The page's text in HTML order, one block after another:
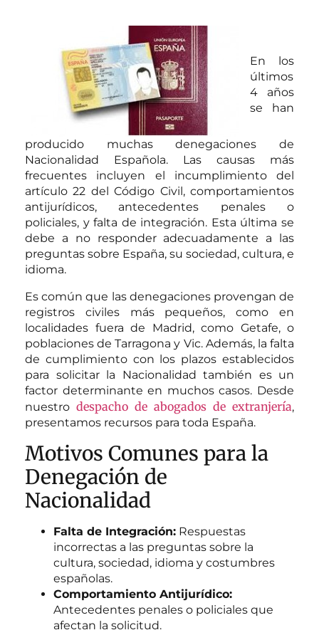
En los
últimos
4 años
se han
producido muchas denegaciones de
Nacionalidad Española. Las causas más
frecuentes incluyen el incumplimiento del
artículo 22 del Código Civil, comportamientos
antijurídicos, antecedentes penales o
policiales, y falta de integración. Esta última se
debe a no responder adecuadamente a las
preguntas sobre España, su sociedad, cultura, e
idioma.
Es común que las denegaciones provengan de
registros civiles más pequeños, como en
localidades fuera de Madrid, como Getafe, o
poblaciones de Tarragona y Vic. Además, la falta
de cumplimiento con los plazos establecidos
para solicitar la Nacionalidad también es un
factor determinante en muchos casos. Desde
nuestro despacho de abogados de extranjería,
presentamos recursos para toda España.
Motivos Comunes para la
Denegación de
Nacionalidad
Falta de Integración: Respuestas
incorrectas a las preguntas sobre la
cultura, sociedad, idioma y costumbres
españolas.
Comportamiento Antijurídico:
Antecedentes penales o policiales que
afectan la solicitud.